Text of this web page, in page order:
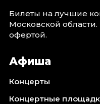
Декабрь 2026
Январь 2027
Площадки
Билеты на лучшие
Московской
офертой.
Афиша
Концерты
Концертные